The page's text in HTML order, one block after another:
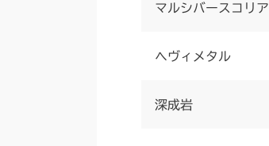
マルシバースコリア
ヘヴィメタル
深成岩